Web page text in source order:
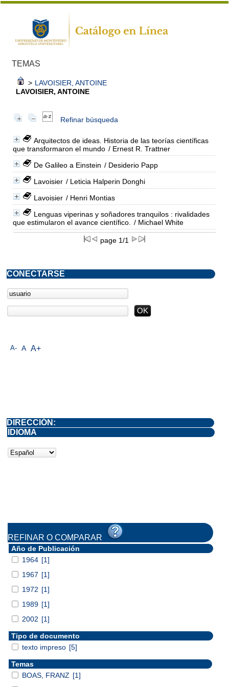
TEMAS
> LAVOISIER, ANTOINE
LAVOISIER, ANTOINE
Refinar búsqueda
Arquitectos de ideas. Historia de las teorías científicas
que transformaron el mundo / Ernest R. Trattner
De Galileo a Einstein / Desiderio Papp
Lavoisier / Leticia Halperin Donghi
Lavoisier / Henri Montias
Lenguas viperinas y soñadores tranquilos : rivalidades
que estimularon el avance científico.
/ Michael White
page 1/1
A- A A+
CONECTARSE
DIRECCIÓN:
IDIOMA
REFINAR O COMPARAR
Año de Publicación
1964 [1]
1967 [1]
1972 [1]
1989 [1]
2002 [1]
Tipo de documento
texto impreso [5]
Temas
BOAS, FRANZ [1]